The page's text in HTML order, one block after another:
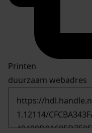
Printen
duurzaam webadres